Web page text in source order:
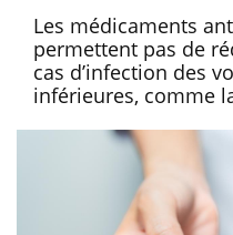
Les médicaments
permettent pas de
cas d’infection des
inférieures, comme